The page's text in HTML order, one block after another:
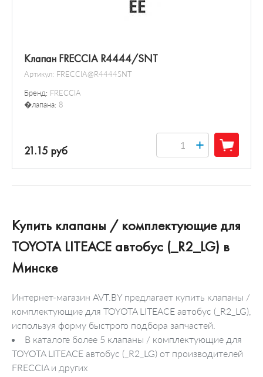
Клапан FRECCIA R4444/SNT
Артикул: FRECCIA@R4444SNT
Бренд: FRECCIA
�лапана: 8
21.15 руб +
Купить клапаны / комплектующие для
TOYOTA LITEACE автобус (_R2_LG) в
Минске
Интернет-магазин AVT.BY предлагает купить клапаны /
комплектующие для TOYOTA LITEACE автобус (_R2_LG),
используя форму быстрого подбора запчастей.
В каталоге более 5 клапаны / комплектующие для
TOYOTA LITEACE автобус (_R2_LG) от производителей
FRECCIA и других